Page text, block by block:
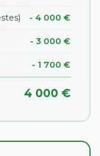
- 4 000 €
- 3 000 €
- 1 700 €
4 000 €